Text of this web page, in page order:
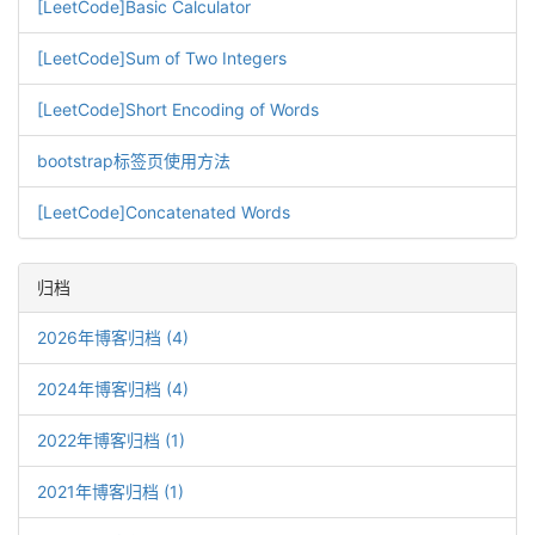
[LeetCode]Basic Calculator
[LeetCode]Sum of Two Integers
[LeetCode]Short Encoding of Words
bootstrap标签页使用方法
[LeetCode]Concatenated Words
归档
2026年博客归档 (4)
2024年博客归档 (4)
2022年博客归档 (1)
2021年博客归档 (1)